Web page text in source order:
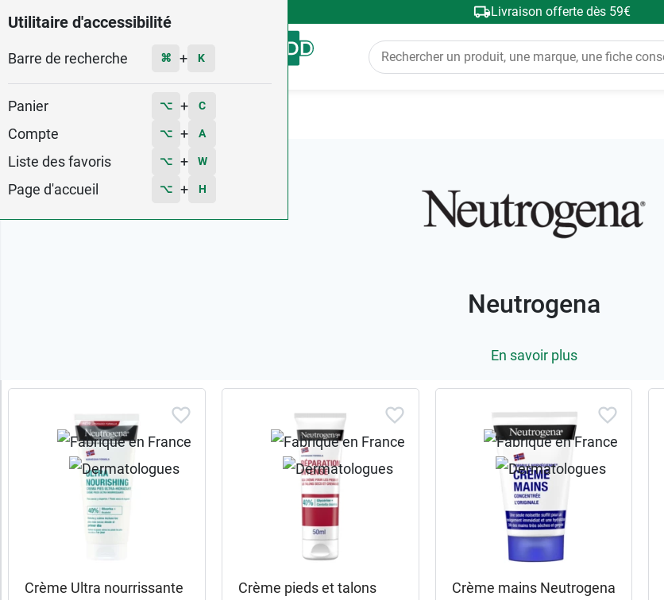
Utilitaire d'accessibilité
Barre de recherche ⌘ + K
Panier ⌥ + C
Compte ⌥ + A
Liste des favoris ⌥ + W
Page d'accueil ⌥ + H
Livraison offerte dès 59€
Menu
Neutrogena
En savoir plus
Par défaut
Crème Ultra nourrissante
Crème pieds et talons
Crème mains Neutrogena